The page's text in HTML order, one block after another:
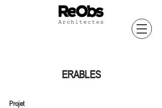
Projet
ERABLES